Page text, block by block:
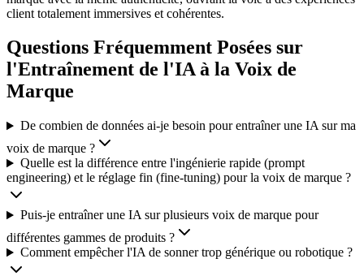
client totalement immersives et cohérentes.
Questions Fréquemment Posées sur
l'Entraînement de l'IA à la Voix de
Marque
De combien de données ai-je besoin pour entraîner une IA sur ma
voix de marque ?
Quelle est la différence entre l'ingénierie rapide (prompt
engineering) et le réglage fin (fine-tuning) pour la voix de marque ?
Puis-je entraîner une IA sur plusieurs voix de marque pour
différentes gammes de produits ?
Comment empêcher l'IA de sonner trop générique ou robotique ?